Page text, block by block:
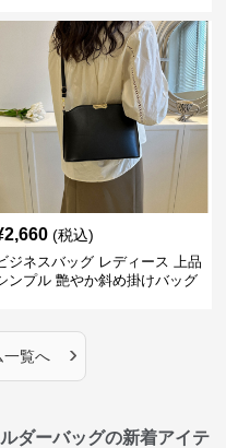
2,660 (税込)
ジネスバッグ レディース 上品
ンプル 艶やか斜め掛けバッグ
一覧へ ›
ダーバッグの新着アイテ